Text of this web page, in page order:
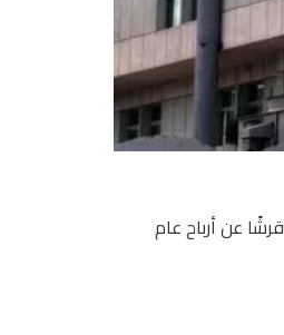
أقرت الجمعية العامة العادية لشركة غاز مصر، توزيع كوبون نقدي على المساهمين بواقع 50 قرشًا عن أرباح عام